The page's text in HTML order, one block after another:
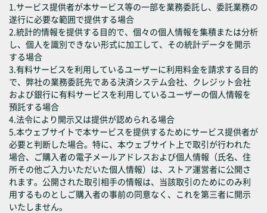
1.サービス提供者が本サービス等の一部を業務委託し、委託業務の
遂行に必要な範囲で提供する場合
2.統計的情報を提供する目的で、個々の個人情報を集積または分析
し、個人を識別できない形式に加工して、その統計データを開示
する場合
3.有料サービスを利用しているユーザーに利用料金を請求する目的
で、弊社の業務委託先である決済システム会社、クレジット会社
および銀行に有料サービスを利用しているユーザーの個人情報を
預託する場合
4.法令により開示又は提供が認められる場合
5.本ウェブサイトで本サービスを提供するためにサービス提供者が
必要と判断した場合。特に、本ウェブサイト上で取引が行われた
場合、ご購入者の電子メールアドレスおよび個人情報（氏名、住
所その他ご入力いただいた個人情報）は、ストア運営者に公開さ
れます。公開された取引相手の情報は、当該取引のためにのみ利
用するものとしご購入者の事前の同意なく、これを第三者に開示
いたしません。